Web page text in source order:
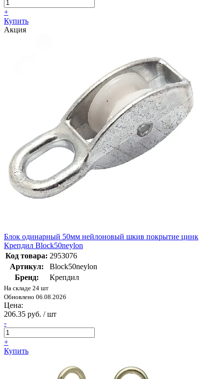
+
Купить
Акция
Блок одинарный 50мм нейлоновый шкив покрытие цинк
Крепдил Bloсk50neylon
Код товара: 2953076
Артикул:
Bloсk50neylon
Бренд:
Крепдил
На складе 24 шт
Обновлено 06.08.2026
Цена:
206.35 руб. / шт
-
+
Купить